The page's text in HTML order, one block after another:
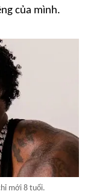
của mình.
mới 8 tuổi.